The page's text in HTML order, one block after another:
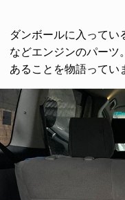
ダンボールに入ってい
などエンジンのパーツ
あることを物語ってい